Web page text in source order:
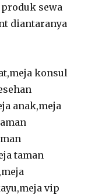
sewa
diantaranya
konsul
anak,meja
taman
vip